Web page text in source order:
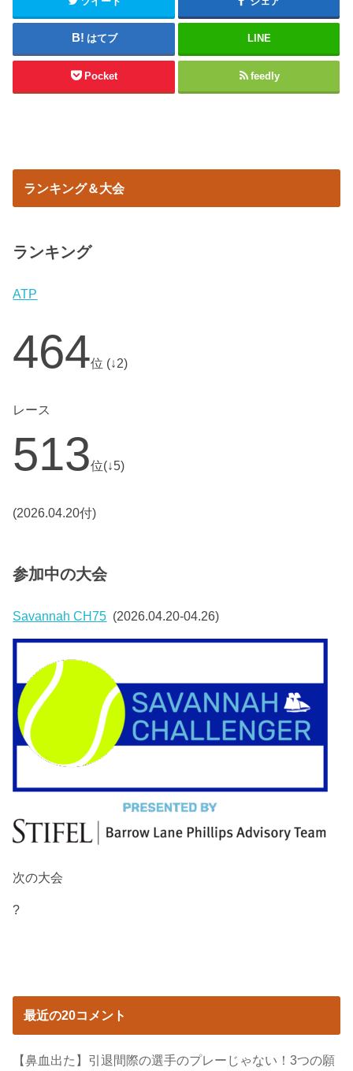
はてブ LINE
Pocket feedly
ランキング＆大会
ランキング
ATP
464位 (↓2)
レース
513位(↓5)
(2026.04.20付)
参加中の大会
Savannah CH75 (2026.04.20-04.26)
次の大会
?
最近の20コメント
【鼻血出た】引退間際の選手のプレーじゃない！3つの願